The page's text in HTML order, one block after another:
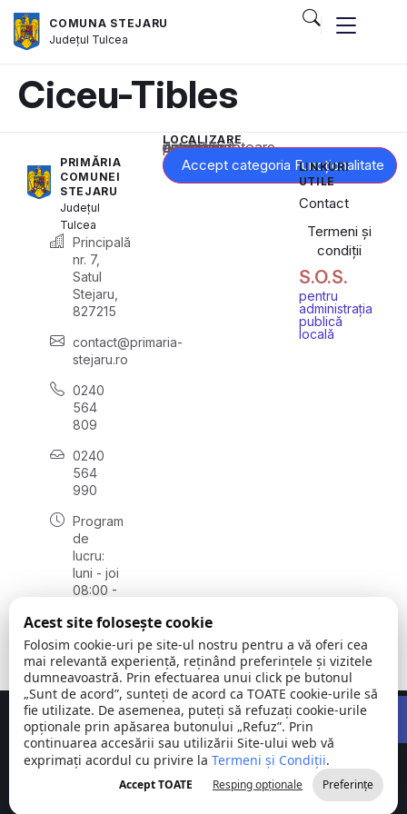
COMUNA STEJARU
Județul Tulcea
Ciceu-Tibles
PRIMĂRIA
COMUNEI
STEJARU
Județul
Tulcea
Principală
nr. 7,
Satul
Stejaru,
827215
contact@primaria-
stejaru.ro
0240
564
809
0240
564
990
Program
de
lucru:
luni - joi
08:00 -
vineri
08:00 -
14:00
LOCALIZARE
Acest conținut este blocat până când acceptați categoria corespunzătoare de cookie-uri.
Accept categoria Funcționalitate
LINKURI
UTILE
Contact
Termeni și
condiții
S.O.S.
pentru
administrația
publică
locală
Comuna
Stejaru |
județul Tulcea
©
2026
Toate
drepturile
rezervate
Concept realizat deBig Media Relații Publice SRL
Acest site folosește cookie
Folosim cookie-uri pe site-ul nostru pentru a vă oferi cea
mai relevantă experiență, reținând preferințele și vizitele
dumneavoastră. Prin efectuarea unui click pe butonul
„Sunt de acord”, sunteți de acord ca TOATE cookie-urile să
fie utilizate. De asemenea, puteți să refuzați cookie-urile
opționale prin apăsarea butonului „Refuz”. Prin
continuarea accesării sau utilizării Site-ului web vă
exprimați acordul cu privire la Termeni și Condiții.
Accept TOATE Resping opționale Preferințe